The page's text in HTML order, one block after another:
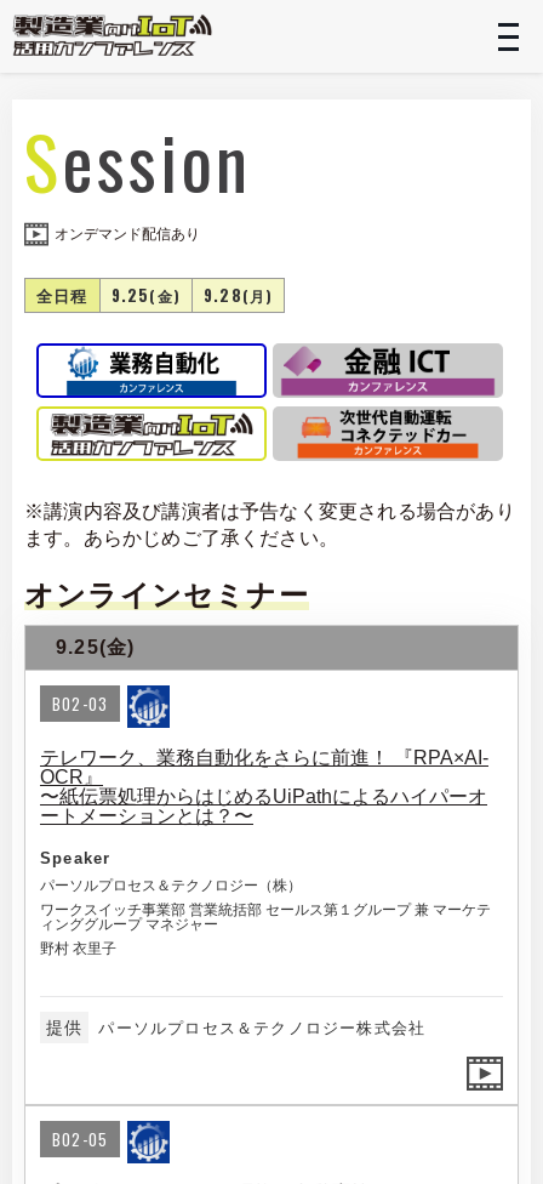
Session
全日程 9.25(金) 9.28(月)
オンデマンド配信あり
※講演内容及び講演者は予告なく変更される場合があり
ます。あらかじめご了承ください。
オンラインセミナー
9.25(金)
B02-03
テレワーク、業務自動化をさらに前進！ 『RPA×AI-
OCR』
〜紙伝票処理からはじめるUiPathによるハイパーオ
ートメーションとは？〜
Speaker
パーソルプロセス＆テクノロジー（株）
ワークスイッチ事業部 営業統括部 セールス第１グループ 兼 マーケテ
ィンググループ マネジャー
野村 衣里子
提供 パーソルプロセス＆テクノロジー株式会社
B02-05